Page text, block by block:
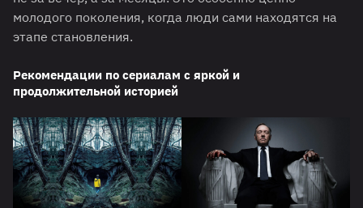
молодого поколения, когда люди сами находятся на
этапе становления.
Рекомендации по сериалам с яркой и
продолжительной историей